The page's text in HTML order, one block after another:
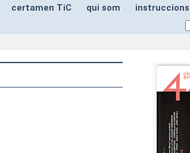
certamen TiC qui som instruccions